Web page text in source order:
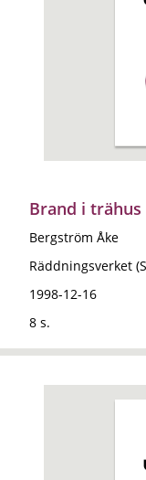
Brand i trähus
Bergström Åke
Räddningsverket
1998-12-16
8 s.